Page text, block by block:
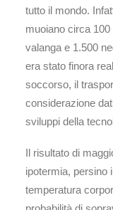
tutto il mondo.
muoiano circa
valanga e 1.500
era stato finora
soccorso, il
considerazione
sviluppi della
Il risultato di
ipotermia, persino
temperatura